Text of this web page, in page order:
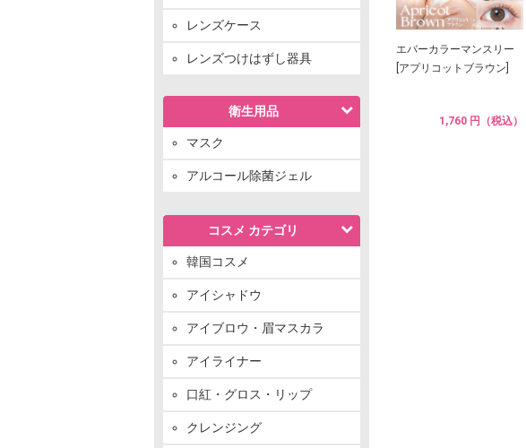
レンズケース
レンズつけはずし器具
衛生用品
マスク
アルコール除菌ジェル
コスメ カテゴリ
韓国コスメ
アイシャドウ
アイブロウ・眉マスカラ
アイライナー
口紅・グロス・リップ
クレンジング
エバーカラーマンスリー
[アプリコットブラウン]
1,760 円（税込）